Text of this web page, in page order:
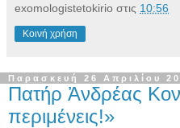
exomologistetokirio στις 10:56
Κοινή χρήση
Παρασκευή 26 Απριλίου
Πατήρ Ἀνδρέας
περιμένεις!»